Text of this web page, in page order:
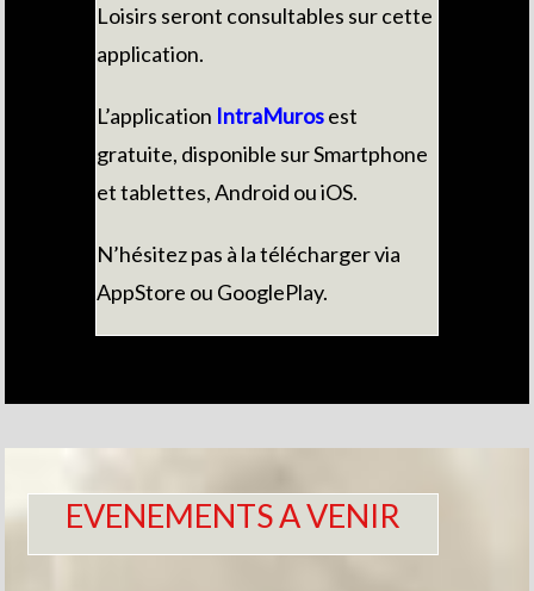
Loisirs seront consultables sur cette
application.
L’application IntraMurosest
gratuite, disponible sur Smartphone
et tablettes, Android ou iOS.
N’hésitez pas à la télécharger via
AppStore ou GooglePlay.
EVENEMENTS A VENIR